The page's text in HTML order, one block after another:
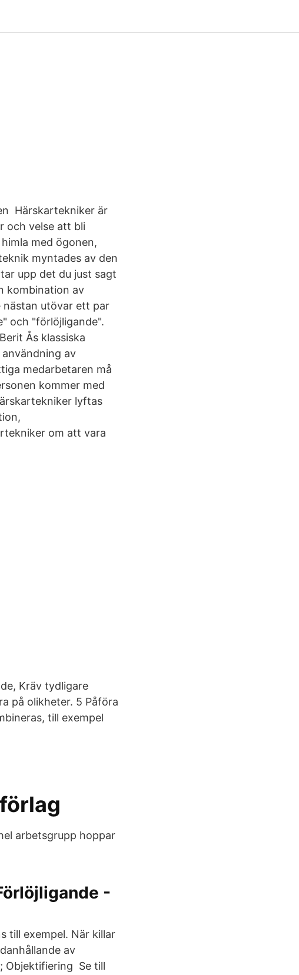
Härskartekniker är
och velse att bli
med ögonen,
myntades av den
upp det du just sagt
kombination av
utövar ett par
och "förlöjligande".
Ås klassiska
av
medarbetaren må
kommer med
lyftas
om att vara
Kräv tydligare
på olikheter. 5 Påföra
till exempel
arbetsgrupp hoppar
-
till exempel. När killar
av
Objektifiering Se till